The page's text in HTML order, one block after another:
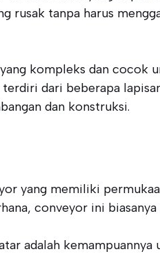
rusak tanpa harus
kompleks dan cocok
dari beberapa
dan konstruksi.
yang memiliki
conveyor ini
adalah